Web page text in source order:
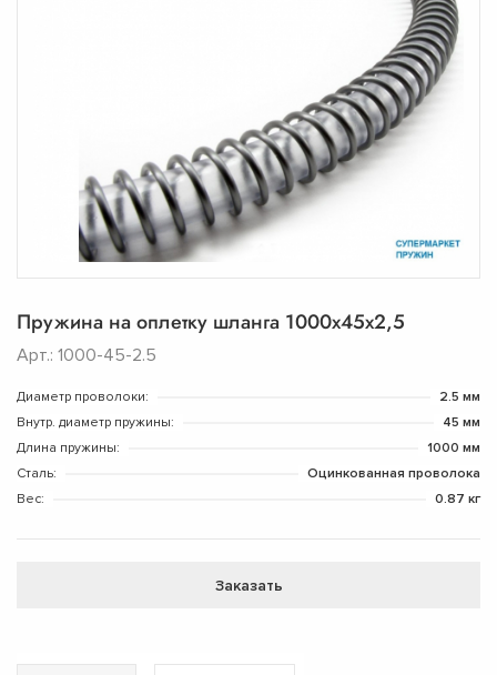
Пружина на оплетку шланга 1000х45х2,5
Арт.: 1000-45-2.5
Диаметр проволоки:
2.5 мм
Внутр. диаметр пружины:
45 мм
Длина пружины:
1000 мм
Сталь:
Оцинкованная проволока
Вес:
0.87 кг
Заказать